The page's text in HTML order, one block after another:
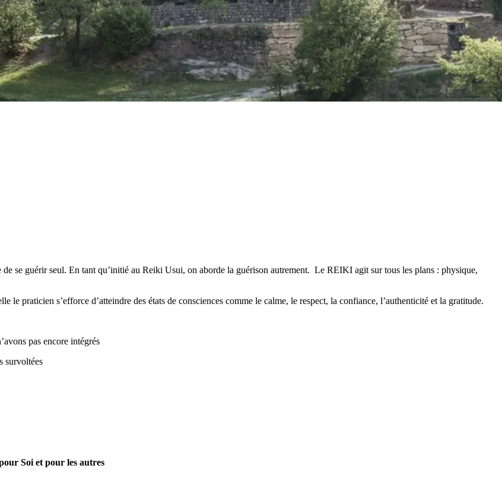
de se guérir seul. En tant qu’initié au Reiki Usui, on aborde la guérison autrement. Le REIKI agit sur tous les plans : physique,
le praticien s’efforce d’atteindre des états de consciences comme le calme, le respect, la confiance, l’authenticité et la gratitude.
pas encore intégrés
survoltées
Soi et pour les autres